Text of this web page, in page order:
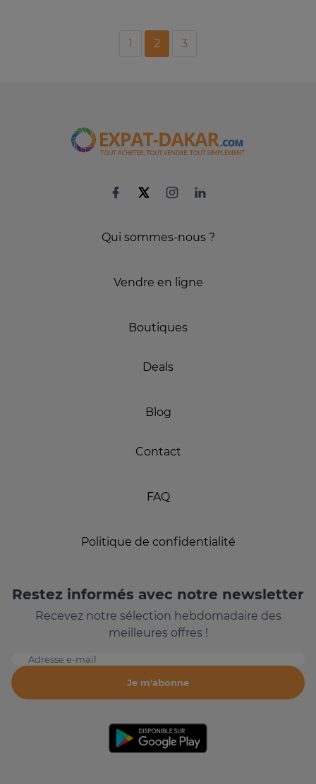
1 2 3
Qui sommes-nous ?
Vendre en ligne
Boutiques
Deals
Blog
Contact
FAQ
Politique de confidentialité
Restez informés avec notre newsletter
Recevez notre sélection hebdomadaire des
meilleures offres !
Adresse e-mail
Je m'abonne